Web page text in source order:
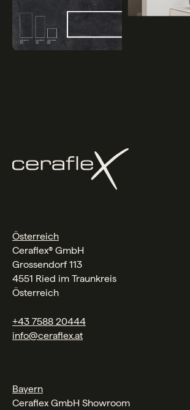
Österreich
Ceraflex® GmbH
Grossendorf 113
4551 Ried im Traunkreis
Österreich
+43 7588 20444
info@ceraflex.at
Bayern
Ceraflex GmbH Showroom